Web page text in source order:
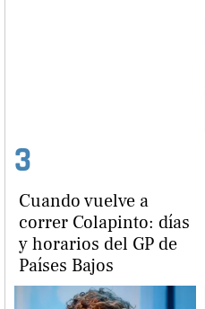
Cuando vuelve a
correr Colapinto: días
y horarios del GP de
Países Bajos
3